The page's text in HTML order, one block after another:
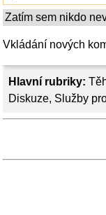
Hlavní rubriky:
Diskuze, Služby
Zatím sem nikdo
Vkládání nových